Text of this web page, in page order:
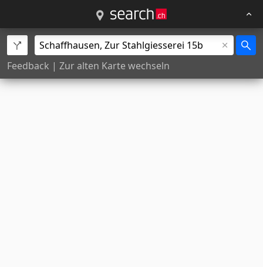
Feedback | Zur alten Karte wechseln